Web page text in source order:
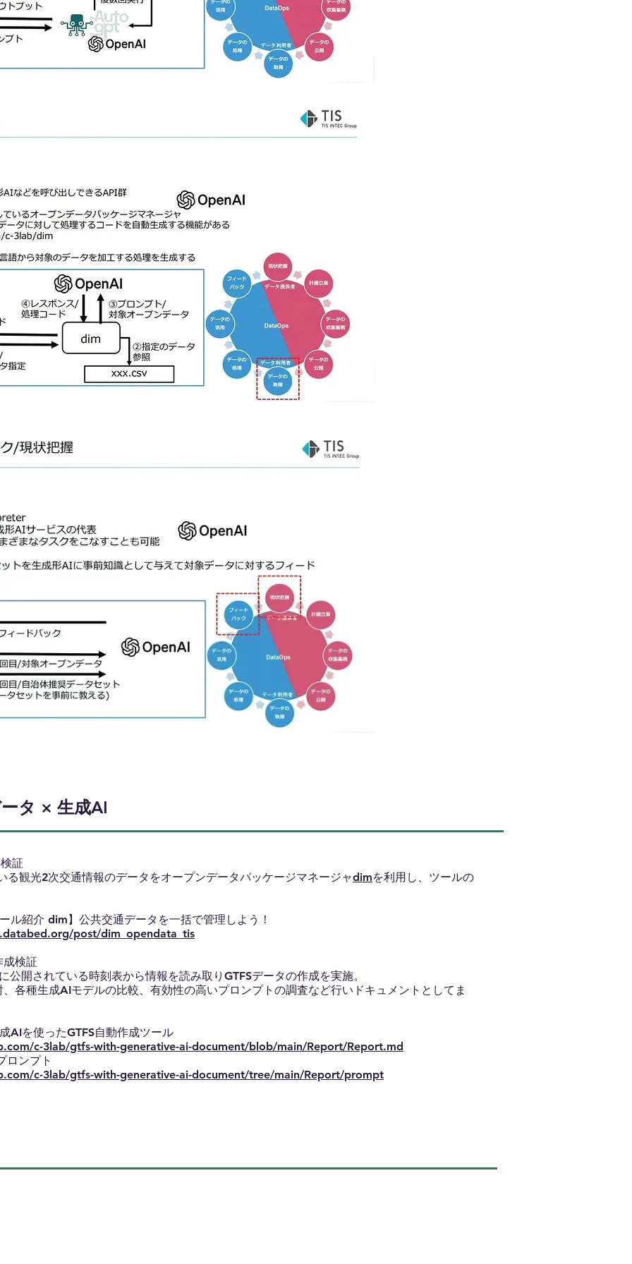
タ × 生成AI
証
る観光2次交通情報のデータをオープンデータパッケージマネージャdimを利用し、ツールの
ル紹介 dim】公共交通データを一括で管理しよう！
post/dim_opendata_tis
成検証
公開されている時刻表から情報を読み取りGTFSデータの作成を実施。
各種生成AIモデルの比較、有効性の高いプロンプトの調査など行いドキュメントとしてま
を使ったGTFS自動作成ツール
c-3lab/gtfs-with-generative-ai-document/blob/main/Report/Report.md
プト
c-3lab/gtfs-with-generative-ai-document/tree/main/Report/prompt